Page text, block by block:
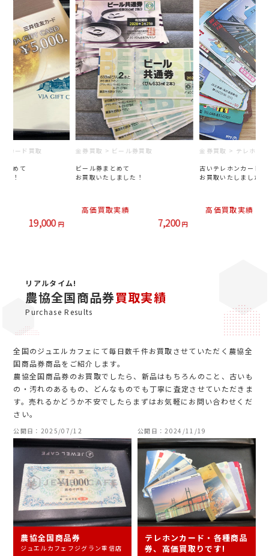
券買取
た！
7,200 円
金券買取 > テレホンカード買取
古いテレホンカード
お買取いたしました！
高価買取実績
10,500 円
金券買取 > ビール券
ビール券まとめて
お買取いたしました！
高価買取実績
リアルタイム!
農協全国商品券買取実績
Purchase Results
全国のジュエルカフェにて毎日数千件お買取させていただく農協全
国商品券商品をご紹介します。
農協全国商品券のお買取でしたら、新品はもちろんのこと、古いも
の・汚れのあるもの、どんなものでも丁寧に査定させていただきま
す。売れるかどうか不安でしたらまずはお気軽にお問い合わせくだ
さい。
公開日：2025/07/12
農協全国商品券
ジュエルカフェフジグラン重信店
公開日：2024/11/19
テレホンカード・各種商品
券、高価買取りです!